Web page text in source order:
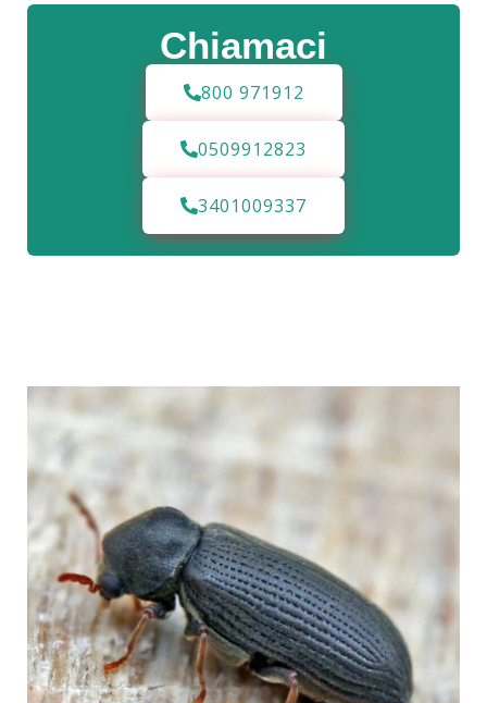
Chiamaci
800 971912
0509912823
3401009337